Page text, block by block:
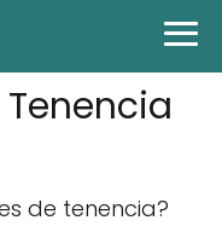
de tenencia?